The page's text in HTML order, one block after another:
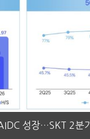
성장…SKT 2분기